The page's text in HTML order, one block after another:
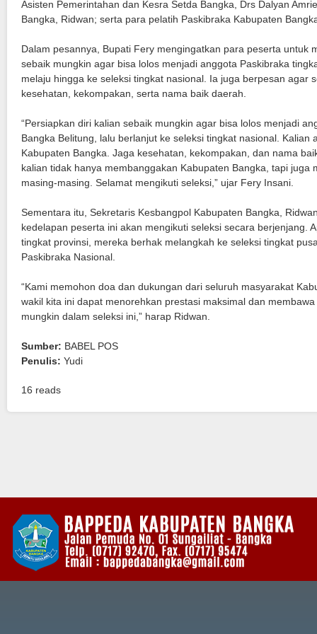
Asisten Pemerintahan dan Kesra Setda Bangka, Drs Dalyan
Bangka, Ridwan; serta para pelatih Paskibraka Kabupaten
Dalam pesannya, Bupati Fery mengingatkan para peserta untuk
sebaik mungkin agar bisa lolos menjadi anggota Paskibraka
melaju hingga ke seleksi tingkat nasional. Ia juga berpesan agar
kesehatan, kekompakan, serta nama baik daerah.
“Persiapkan diri kalian sebaik mungkin agar bisa lolos menjadi
Bangka Belitung, lalu berlanjut ke seleksi tingkat nasional. Kalian
Kabupaten Bangka. Jaga kesehatan, kekompakan, dan nama
kalian tidak hanya membanggakan Kabupaten Bangka, tapi juga
masing-masing. Selamat mengikuti seleksi,” ujar Fery Insani.
Sementara itu, Sekretaris Kesbangpol Kabupaten Bangka,
kedelapan peserta ini akan mengikuti seleksi secara berjenjang.
tingkat provinsi, mereka berhak melangkah ke seleksi tingkat
Paskibraka Nasional.
“Kami memohon doa dan dukungan dari seluruh masyarakat
wakil kita ini dapat menorehkan prestasi maksimal dan
mungkin dalam seleksi ini,” harap Ridwan.
Sumber: BABEL POS
Penulis: Yudi
16 reads